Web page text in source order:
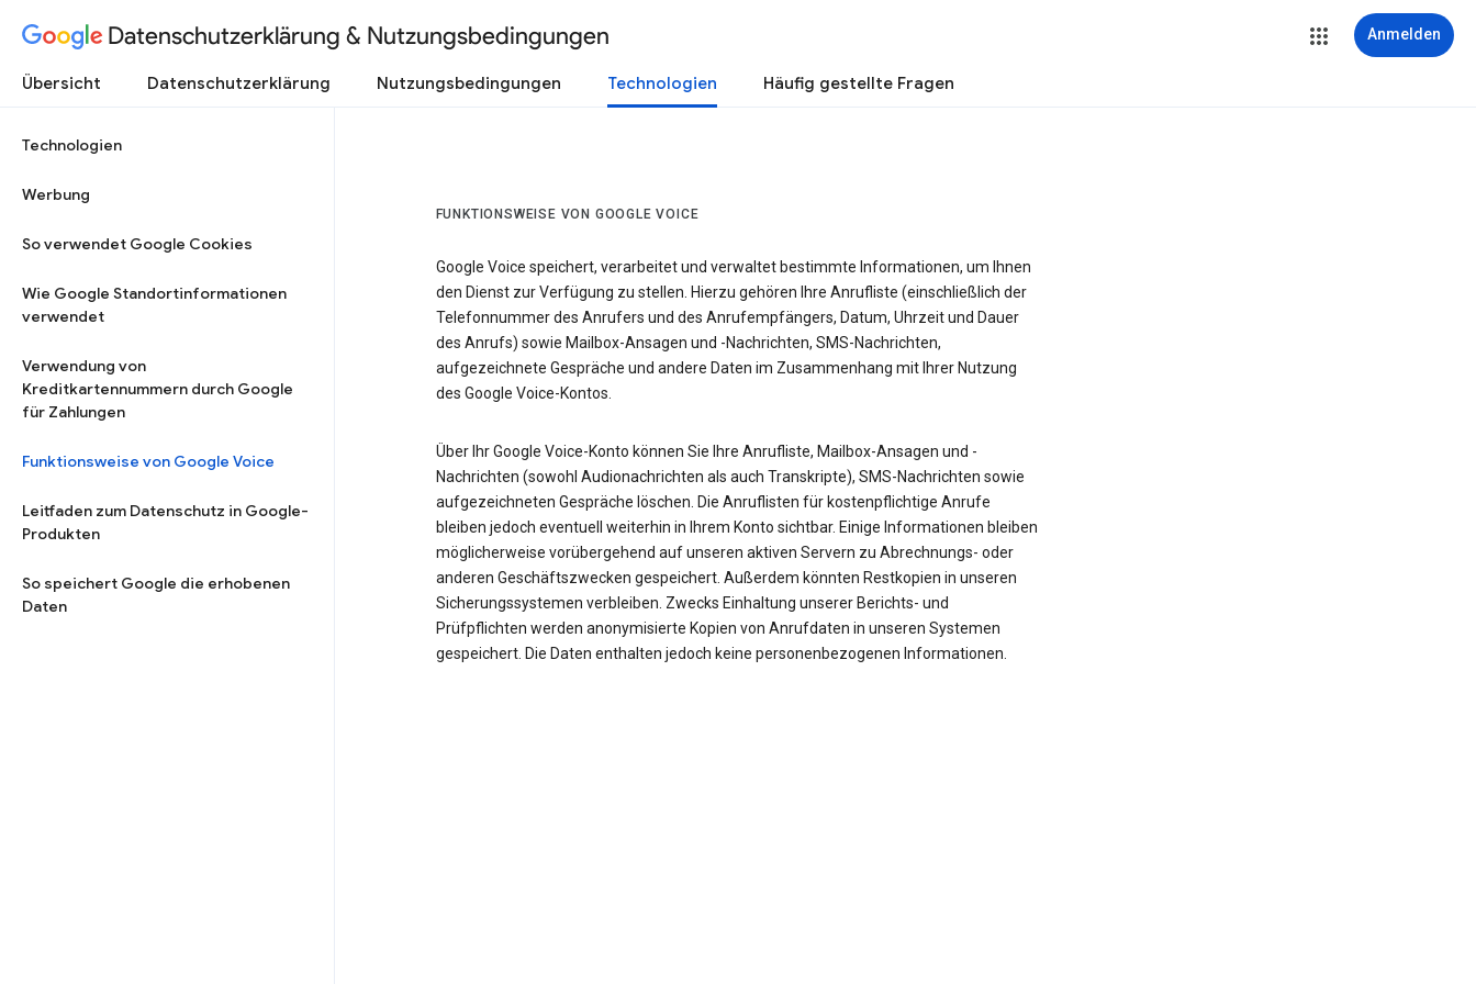
Datenschutzerklärung & Nutzungsbedingungen Anmelden
Übersicht Datenschutzerklärung Nutzungsbedingungen Technologien Häufig gestellte Fragen
Technologien
Werbung
So verwendet Google Cookies
Wie Google Standortinformationen
verwendet
Verwendung von
Kreditkartennummern durch Google
für Zahlungen
Funktionsweise von Google Voice
Leitfaden zum Datenschutz in Google-
Produkten
So speichert Google die erhobenen
Daten
FUNKTIONSWEISE VON GOOGLE VOICE
Google Voice speichert, verarbeitet und verwaltet bestimmte Informationen, um Ihnen
den Dienst zur Verfügung zu stellen. Hierzu gehören Ihre Anrufliste (einschließlich der
Telefonnummer des Anrufers und des Anrufempfängers, Datum, Uhrzeit und Dauer
des Anrufs) sowie Mailbox-Ansagen und -Nachrichten, SMS-Nachrichten,
aufgezeichnete Gespräche und andere Daten im Zusammenhang mit Ihrer Nutzung
des Google Voice-Kontos.
Über Ihr Google Voice-Konto können Sie Ihre Anrufliste, Mailbox-Ansagen und -
Nachrichten (sowohl Audionachrichten als auch Transkripte), SMS-Nachrichten sowie
aufgezeichneten Gespräche löschen. Die Anruflisten für kostenpflichtige Anrufe
bleiben jedoch eventuell weiterhin in Ihrem Konto sichtbar. Einige Informationen bleiben
möglicherweise vorübergehend auf unseren aktiven Servern zu Abrechnungs- oder
anderen Geschäftszwecken gespeichert. Außerdem könnten Restkopien in unseren
Sicherungssystemen verbleiben. Zwecks Einhaltung unserer Berichts- und
Prüfpflichten werden anonymisierte Kopien von Anrufdaten in unseren Systemen
gespeichert. Die Daten enthalten jedoch keine personenbezogenen Informationen.